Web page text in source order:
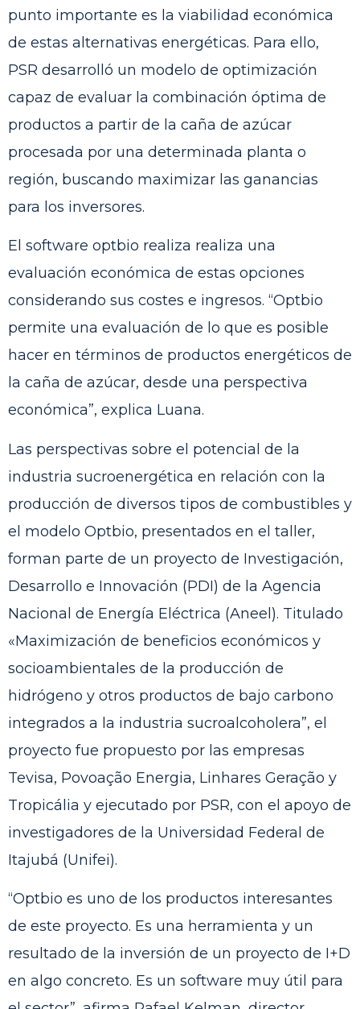
punto importante es la viabilidad económica
de estas alternativas energéticas. Para ello,
PSR desarrolló un modelo de optimización
capaz de evaluar la combinación óptima de
productos a partir de la caña de azúcar
procesada por una determinada planta o
región, buscando maximizar las ganancias
para los inversores.
El software optbio realiza realiza una
evaluación económica de estas opciones
considerando sus costes e ingresos. “Optbio
permite una evaluación de lo que es posible
hacer en términos de productos energéticos de
la caña de azúcar, desde una perspectiva
económica”, explica Luana.
Las perspectivas sobre el potencial de la
industria sucroenergética en relación con la
producción de diversos tipos de combustibles y
el modelo Optbio, presentados en el taller,
forman parte de un proyecto de Investigación,
Desarrollo e Innovación (PDI) de la Agencia
Nacional de Energía Eléctrica (Aneel). Titulado
«Maximización de beneficios económicos y
socioambientales de la producción de
hidrógeno y otros productos de bajo carbono
integrados a la industria sucroalcoholera”, el
proyecto fue propuesto por las empresas
Tevisa, Povoação Energia, Linhares Geração y
Tropicália y ejecutado por PSR, con el apoyo de
investigadores de la Universidad Federal de
Itajubá (Unifei).
“Optbio es uno de los productos interesantes
de este proyecto. Es una herramienta y un
resultado de la inversión de un proyecto de I+D
en algo concreto. Es un software muy útil para